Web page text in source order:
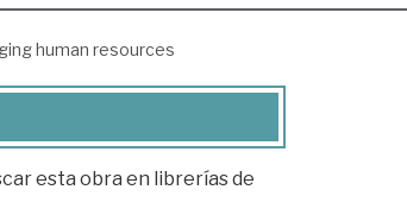
human resources
esta obra en librerías de